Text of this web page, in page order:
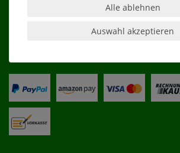
Alle ablehnen
Auswahl akzeptieren